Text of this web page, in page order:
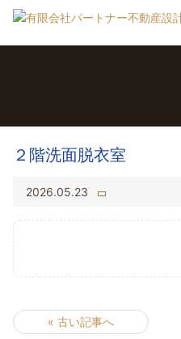
２階洗面脱衣室
2026.05.23
« 古い記事へ